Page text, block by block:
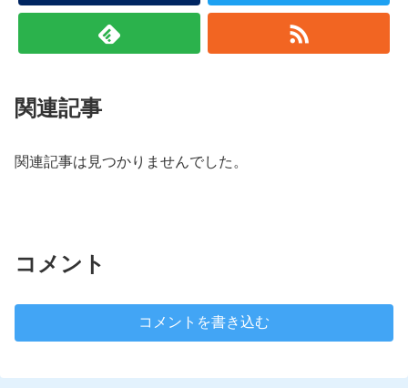
関連記事
関連記事は見つかりませんでした。
コメント
コメントを書き込む